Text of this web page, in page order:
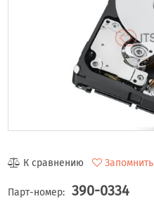
К сравнению Запомнить
Парт-номер: 390-0334